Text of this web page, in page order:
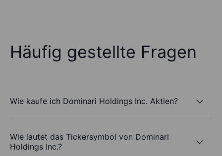
Häufig gestellte Fragen
Wie kaufe ich Dominari Holdings Inc. Aktien?
Wie lautet das Tickersymbol von Dominari
Holdings Inc.?